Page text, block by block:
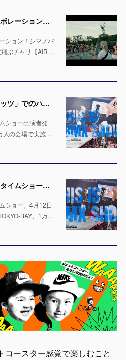
新作動画公開！和太鼓とコラボレーション！シマノバイカーズフェスティバル2025で空飛ぶチャリ【AIR TRICK SHOW】
ション！シマノバ
ぶチャリ【AIR …
【出演者発表！】「千葉ジェッツ」でのハーフタイムショー LaLa arena TOKYO-BAYの1万人の会場で実施 ※4月12日 & 13日
ショー出演者発
人の会場で実施 …
「千葉ジェッツ」でのハーフタイムショー出演決定！LaLa arena TOKYO-BAYの1万人の会場で実施 ※4月12日 & 13日
ショー。4月12日
BAY、1万…
コースター感覚で楽しむこと